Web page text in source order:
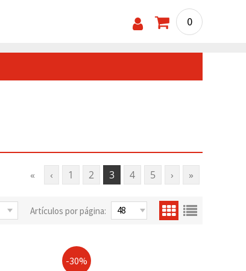
0
« ‹ 1 2 3 4 5 › »
Artículos por página:
-30%